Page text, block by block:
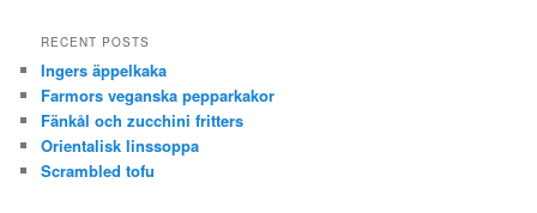
RECENT POSTS
Ingers äppelkaka
Farmors veganska pepparkakor
Fänkål och zucchini fritters
Orientalisk linssoppa
Scrambled tofu